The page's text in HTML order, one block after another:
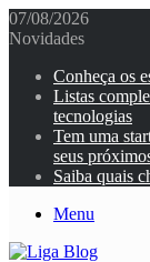
07/08/2026
Novidades
Conheça os
Listas
tecnologias
Tem uma
seus
Saiba quais
Menu